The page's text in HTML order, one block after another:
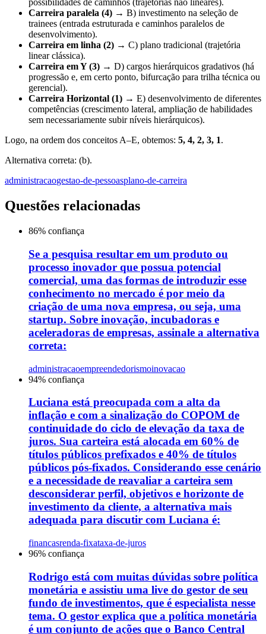
possibilidades de caminhos (trajetórias não lineares).
Carreira paralela (4) → B) investimento na seleção de
trainees (entrada estruturada e caminhos paralelos de
desenvolvimento).
Carreira em linha (2) → C) plano tradicional (trajetória
linear clássica).
Carreira em Y (3) → D) cargos hierárquicos gradativos (há
progressão e, em certo ponto, bifurcação para trilha técnica ou
gerencial).
Carreira Horizontal (1) → E) desenvolvimento de diferentes
competências (crescimento lateral, ampliação de habilidades
sem necessariamente subir níveis hierárquicos).
Logo, na ordem dos conceitos A–E, obtemos: 5, 4, 2, 3, 1.
Alternativa correta: (b).
administracaogestao-de-pessoasplano-de-carreira
Questões relacionadas
86% confiança
Se a pesquisa resultar em um produto ou
processo inovador que possua potencial
comercial, uma das formas de introduzir esse
conhecimento no mercado é por meio da
criação de uma nova empresa, ou seja, uma
startup. Sobre inovação, incubadoras e
aceleradoras de empresas, assinale a alternativa
correta:
administracaoempreendedorismoinovacao
94% confiança
Luciana está preocupada com a alta da
inflação e com a sinalização do COPOM de
continuidade do ciclo de elevação da taxa de
juros. Sua carteira está alocada em 60% de
títulos públicos prefixados e 40% de títulos
públicos pós-fixados. Considerando esse cenário
e a necessidade de reavaliar a carteira sem
desconsiderar perfil, objetivos e horizonte de
investimento da cliente, a alternativa mais
adequada para discutir com Luciana é:
financasrenda-fixataxa-de-juros
96% confiança
Rodrigo está com muitas dúvidas sobre política
monetária e assistiu uma live do gestor de seu
fundo de investimentos, que é especialista nesse
tema. O gestor explica que a política monetária
é um conjunto de ações que o Banco Central